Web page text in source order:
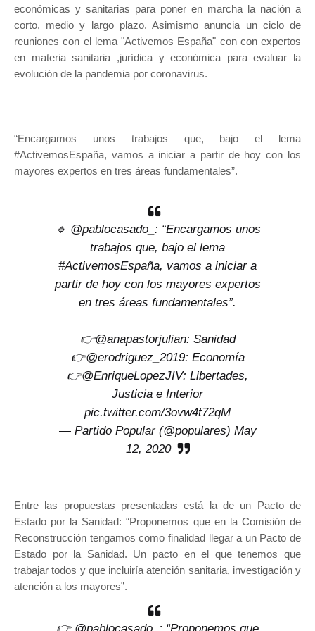
económicas y sanitarias para poner en marcha la nación a
corto, medio y largo plazo. Asimismo anuncia un ciclo de
reuniones con el lema "Activemos España" con con expertos
en materia sanitaria ,jurídica y económica para evaluar la
evolución de la pandemia por coronavirus.
“Encargamos unos trabajos que, bajo el lema
#ActivemosEspaña, vamos a iniciar a partir de hoy con los
mayores expertos en tres áreas fundamentales”.
🔹 @pablocasado_ : “Encargamos unos
trabajos que, bajo el lema
#ActivemosEspaña, vamos a iniciar a
partir de hoy con los mayores expertos
en tres áreas fundamentales”.
👉@anapastorjulian: Sanidad
👉@erodriguez_2019: Economía
👉@EnriqueLopezJIV: Libertades,
Justicia e Interior
pic.twitter.com/3ovw4t72qM
— Partido Popular (@populares) May
12, 2020
Entre las propuestas presentadas está la de un Pacto de
Estado por la Sanidad: “Proponemos que en la Comisión de
Reconstrucción tengamos como finalidad llegar a un Pacto de
Estado por la Sanidad. Un pacto en el que tenemos que
trabajar todos y que incluiría atención sanitaria, investigación y
atención a los mayores”.